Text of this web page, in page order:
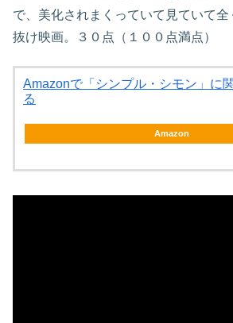
で、美化されまくっていて見ていて
抜け映画。３０点（１００点満点）
Amazonで「シンプル・シモン」に
る
Amazon